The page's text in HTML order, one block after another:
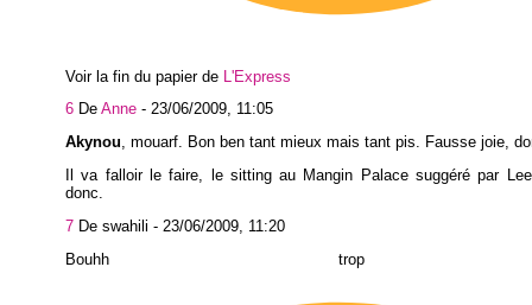
Voir la fin du papier de L'Express
6 De Anne - 23/06/2009, 11:05
Akynou, mouarf. Bon ben tant mieux mais tant pis. Fausse joie,
Il va falloir le faire, le sitting au Mangin Palace suggéré par
donc.
7 De swahili - 23/06/2009, 11:20
Bouhh trop